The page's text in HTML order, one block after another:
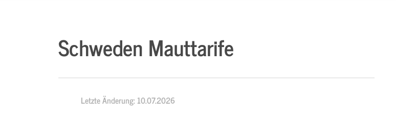
Schweden Mauttarife
Letzte Änderung: 10.07.2026